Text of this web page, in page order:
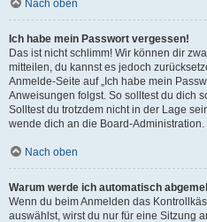
Nach oben
Ich habe mein Passwort vergessen!
Das ist nicht schlimm! Wir können dir
mitteilen, du kannst es jedoch
Anmelde-Seite auf „Ich habe mein
Anweisungen folgst. So solltest du dich
Solltest du trotzdem nicht in der Lage
wende dich an die Board-Administration.
Nach oben
Warum werde ich automatisch
Wenn du beim Anmelden das
auswählst, wirst du nur für eine Sitzung